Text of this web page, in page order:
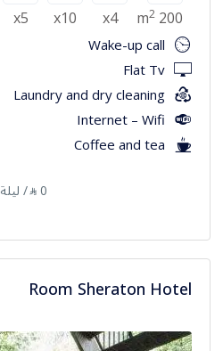
200 m
2
x4
x10
x5
Wake-up call
Flat Tv
Laundry and dry cleaning
Internet – Wifi
Coffee and tea
0
⃁/ ليلة
Room Sheraton Hotel